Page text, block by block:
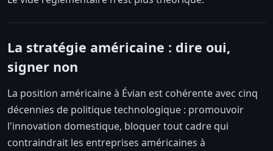
La stratégie américaine : dire oui,
signer non
La position américaine à Évian est cohérente avec cinq
décennies de politique technologique : promouvoir
l'innovation domestique, bloquer tout cadre qui
contraindrait les entreprises américaines à